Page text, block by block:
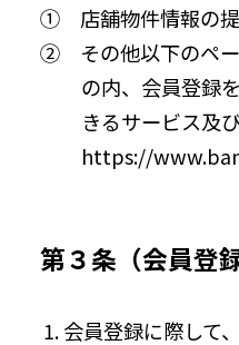
① 店舗物件情報の
② その他以下のペー
の内、会員登録
きるサービス及
https://
第３条（会員登録
会員登録に際して